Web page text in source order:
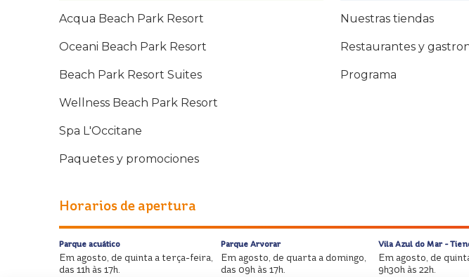
Acqua Beach Park Resort
Oceani Beach Park Resort
Beach Park Resort Suites
Wellness Beach Park Resort
Spa L'Occitane
Paquetes y promociones
Nuestras tiendas
Restaurantes y
Programa
Horarios de apertura
Parque acuático
Em agosto, de quinta a terça-feira,
das 11h às 17h.
Parque Arvorar
Em agosto, de quarta a domingo,
das 09h às 17h.
Vila Azul do Mar -
Em agosto, de
9h30h às 22h.